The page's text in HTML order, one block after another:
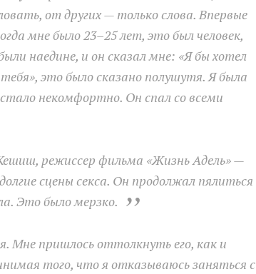
от других — только слова. Впервые
мне было 23–25 лет, это был человек,
наедине, и он сказал мне: «Я бы хотел
это было сказано полушутя. Я была
некомфортно. Он спал со всеми
режиссер фильма «Жизнь Адель» —
сцены секса. Он продолжал пялиться
Это было мерзко.
Мне пришлось оттолкнуть его, как и
того, что я отказываюсь заняться с